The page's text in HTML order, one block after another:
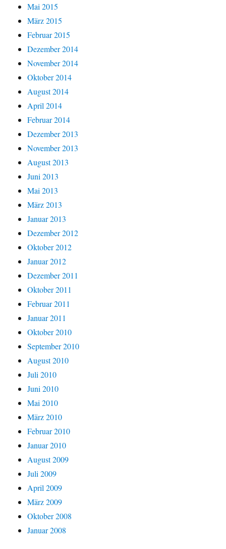
Mai 2015
März 2015
Februar 2015
Dezember 2014
November 2014
Oktober 2014
August 2014
April 2014
Februar 2014
Dezember 2013
November 2013
August 2013
Juni 2013
Mai 2013
März 2013
Januar 2013
Dezember 2012
Oktober 2012
Januar 2012
Dezember 2011
Oktober 2011
Februar 2011
Januar 2011
Oktober 2010
September 2010
August 2010
Juli 2010
Juni 2010
Mai 2010
März 2010
Februar 2010
Januar 2010
August 2009
Juli 2009
April 2009
März 2009
Oktober 2008
Januar 2008